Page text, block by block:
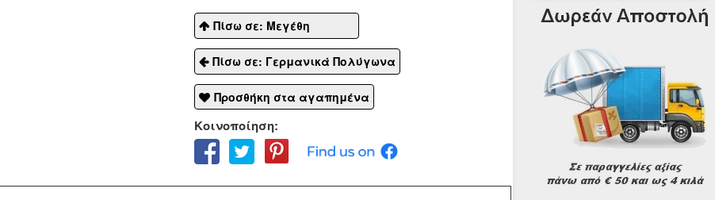
Πίσω σε: Μεγέθη
Πίσω σε: Γερμανικά Πολύγωνα
Προσθήκη στα αγαπημένα
Κοινοποίηση: